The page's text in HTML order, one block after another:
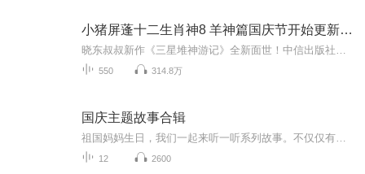
小猪屏蓬十二生肖神8 羊神篇国庆节开始更新啦！
550 314.8万
国庆主题故事合辑
12 2600